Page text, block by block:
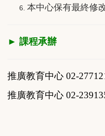
本中心保有最終修
► 課程承辦
推廣教育中心 02-
推廣教育中心 02-